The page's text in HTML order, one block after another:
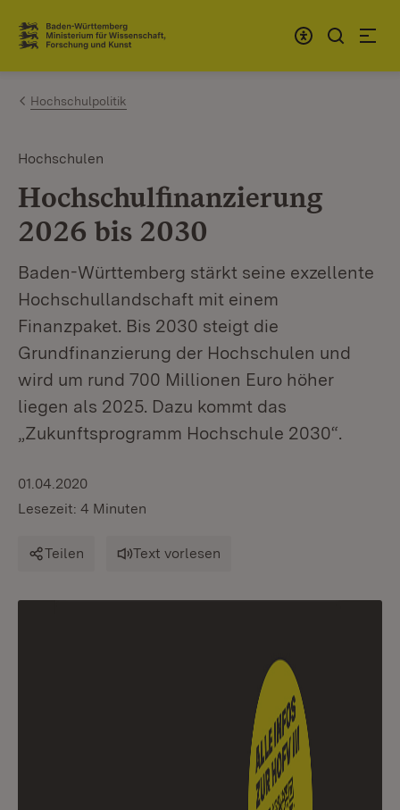
Zum Inhalt springen
Link zur Startseite
Hochschulpolitik
Hochschulen
Hochschulfinanzierung
2026 bis 2030
Baden-Württemberg stärkt seine exzellente
Hochschullandschaft mit einem
Finanzpaket. Bis 2030 steigt die
Grundfinanzierung der Hochschulen und
wird um rund 700 Millionen Euro höher
liegen als 2025. Dazu kommt das
„Zukunftsprogramm Hochschule 2030“.
01.04.2020
Lesezeit: 4 Minuten
Teilen Text vorlesen